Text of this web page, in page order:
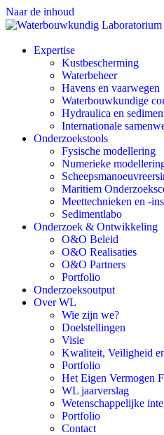
Naar de inhoud
Expertise
Kustbescherming
Waterbeheer
Havens en vaarwegen
Waterbouwkundige
Hydraulica en
Internationale
Onderzoekstools
Fysische modellering
Numerieke
Maritiem
Meettechnieken en -
Sedimentlabo
Onderzoek & Ontwikkeling
O&O Beleid
O&O Realisaties
O&O Partners
Portfolio
Onderzoeksoutput
Over WL
Wie zijn we?
Doelstellingen
Visie
Kwaliteit, Veiligheid
Portfolio
Het Eigen Vermogen
WL jaarverslag
Wetenschappelijke
Portfolio
Contact